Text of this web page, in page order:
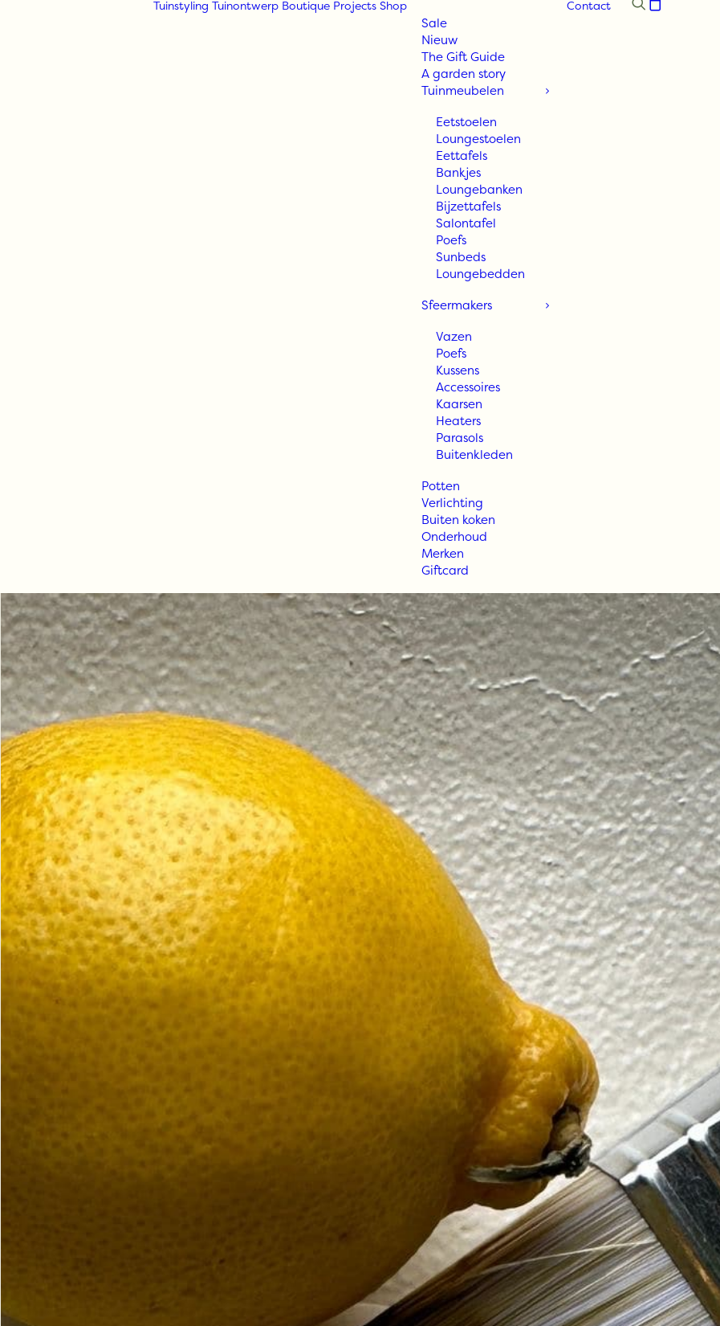
Tuinstyling Tuinontwerp Boutique Projects Shop
Sale
Nieuw
The Gift Guide
A garden story
Tuinmeubelen
Eetstoelen
Loungestoelen
Eettafels
Bankjes
Loungebanken
Bijzettafels
Salontafel
Poefs
Sunbeds
Loungebedden
Sfeermakers
Vazen
Poefs
Kussens
Accessoires
Kaarsen
Heaters
Parasols
Buitenkleden
Potten
Verlichting
Buiten koken
Onderhoud
Merken
Giftcard
Contact